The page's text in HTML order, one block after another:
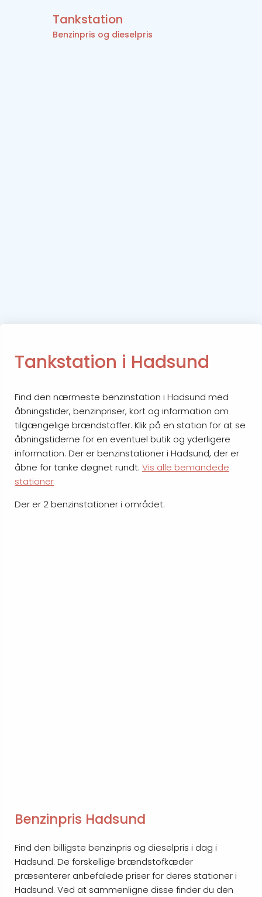
Tankstation
Benzinpris og dieselpris
Tankstation i Hadsund
Find den nærmeste benzinstation i Hadsund med
åbningstider, benzinpriser, kort og information om
tilgængelige brændstoffer. Klik på en station for at se
åbningstiderne for en eventuel butik og yderligere
information. Der er benzinstationer i Hadsund, der er
åbne for tanke døgnet rundt. Vis alle bemandede
stationer
Der er 2 benzinstationer i området.
Benzinpris Hadsund
Find den billigste benzinpris og dieselpris i dag i
Hadsund. De forskellige brændstofkæder
præsenterer anbefalede priser for deres stationer i
Hadsund. Ved at sammenligne disse finder du den